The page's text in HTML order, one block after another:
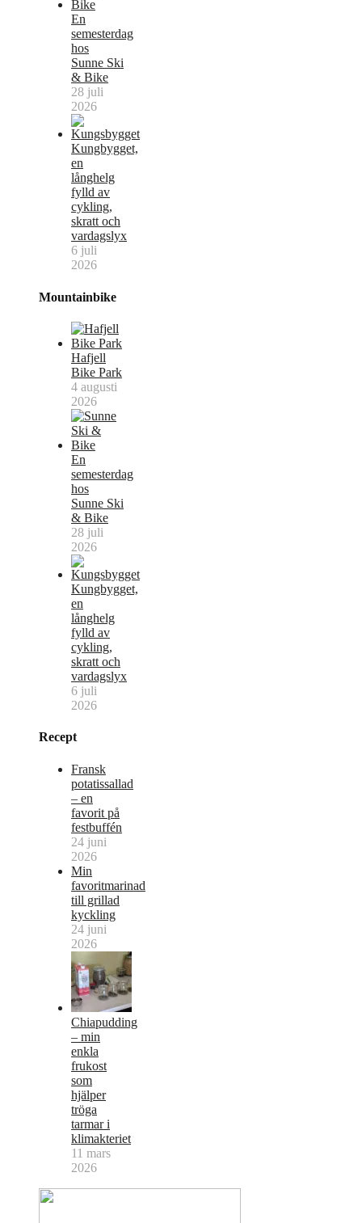
En
semesterdag
hos
Sunne Ski
& Bike
28 juli
2026
Kungbygget,
en
långhelg
fylld av
cykling,
skratt och
vardagslyx
6 juli
2026
Mountainbike
Hafjell
Bike Park
4 augusti
2026
En
semesterdag
hos
Sunne Ski
& Bike
28 juli
2026
Kungbygget,
en
långhelg
fylld av
cykling,
skratt och
vardagslyx
6 juli
2026
Recept
Fransk
potatissallad
– en
favorit på
festbuffén
24 juni
2026
Min
favoritmarinad
till grillad
kyckling
24 juni
2026
Chiapudding
– min
enkla
frukost
som
hjälper
tröga
tarmar i
klimakteriet
11 mars
2026